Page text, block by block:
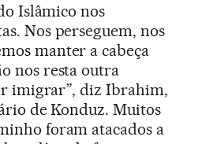
Islâmico nos
Nos perseguem, nos
manter a cabeça
nos resta outra
imigrar”, diz Ibrahim,
de Konduz. Muitos
foram atacados a